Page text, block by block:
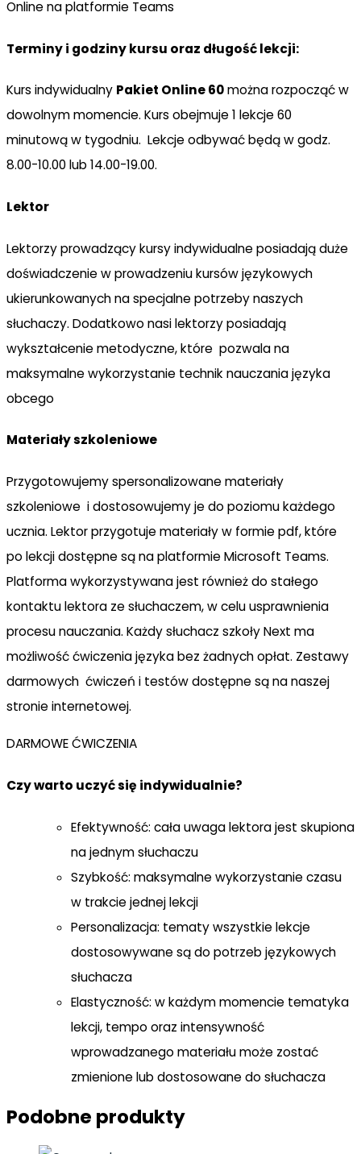
Online na platformie Teams
Terminy i godziny kursu oraz długość lekcji:
Kurs indywidualny Pakiet Online 60można rozpocząć w
dowolnym momencie. Kurs obejmuje 1 lekcje 60
minutową w tygodniu. Lekcje odbywać będą w godz.
8.00-10.00 lub 14.00-19.00.
Lektor
Lektorzy prowadzący kursy indywidualne posiadają duże
doświadczenie w prowadzeniu kursów językowych
ukierunkowanych na specjalne potrzeby naszych
słuchaczy. Dodatkowo nasi lektorzy posiadają
wykształcenie metodyczne, które pozwala na
maksymalne wykorzystanie technik nauczania języka
obcego
Materiały szkoleniowe
Przygotowujemy spersonalizowane materiały
szkoleniowe i dostosowujemy je do poziomu każdego
ucznia. Lektor przygotuje materiały w formie pdf, które
po lekcji dostępne są na platformie Microsoft Teams.
Platforma wykorzystywana jest również do stałego
kontaktu lektora ze słuchaczem, w celu usprawnienia
procesu nauczania. Każdy słuchacz szkoły Next ma
możliwość ćwiczenia języka bez żadnych opłat. Zestawy
darmowych ćwiczeń i testów dostępne są na naszej
stronie internetowej.
DARMOWE ĆWICZENIA
Czy warto uczyć się indywidualnie?
Efektywność: cała uwaga lektora jest skupiona
na jednym słuchaczu
Szybkość: maksymalne wykorzystanie czasu
w trakcie jednej lekcji
Personalizacja: tematy wszystkie lekcje
dostosowywane są do potrzeb językowych
słuchacza
Elastyczność: w każdym momencie tematyka
lekcji, tempo oraz intensywność
wprowadzanego materiału może zostać
zmienione lub dostosowane do słuchacza
Podobne produkty